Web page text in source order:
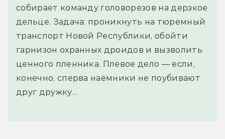
собирает команду головорезов на дерзкое
дельце. Задача: проникнуть на тюремный
транспорт Новой Республики, обойти
гарнизон охранных дроидов и вызволить
ценного пленника. Плёвое дело — если,
конечно, сперва наёмники не поубивают
друг дружку…